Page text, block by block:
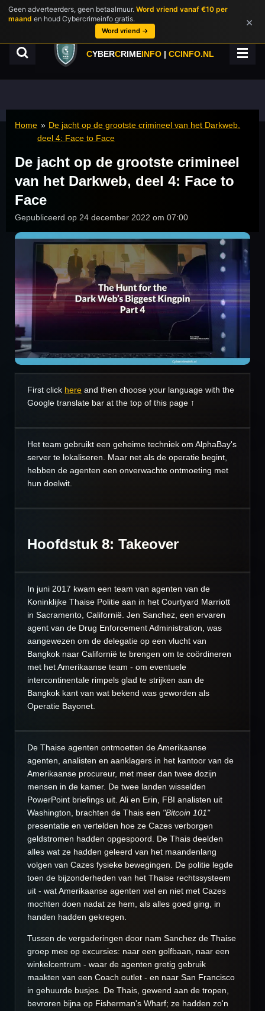
Geen adverteerders, geen betaalmuur. Word vriend vanaf €10 per
maand en houd Cybercrimeinfo gratis.
Word vriend →
×
Ga
direct
hoofdinhoud
CYBERCRIMEINFO | CCINFO.NL
Home » De jacht op de grootste crimineel van het Darkweb,
deel 4: Face to Face
De jacht op de grootste crimineel
van het Darkweb, deel 4: Face to
Face
Gepubliceerd op 24 december 2022 om 07:00
First click here and then choose your language with the
Google translate bar at the top of this page ↑
Het team gebruikt een geheime techniek om AlphaBay's
server te lokaliseren. Maar net als de operatie begint,
hebben de agenten een onverwachte ontmoeting met
hun doelwit.
Hoofdstuk 8: Takeover
In juni 2017 kwam een team van agenten van de
Koninklijke Thaise Politie aan in het Courtyard Marriott
in Sacramento, Californië. Jen Sanchez, een ervaren
agent van de Drug Enforcement Administration, was
aangewezen om de delegatie op een vlucht van
Bangkok naar Californië te brengen om te coördineren
met het Amerikaanse team - om eventuele
intercontinentale rimpels glad te strijken aan de
Bangkok kant van wat bekend was geworden als
Operatie Bayonet.
De Thaise agenten ontmoetten de Amerikaanse
agenten, analisten en aanklagers in het kantoor van de
Amerikaanse procureur, met meer dan twee dozijn
mensen in de kamer. De twee landen wisselden
PowerPoint briefings uit. Ali en Erin, FBI analisten uit
Washington, brachten de Thais een "Bitcoin 101"
presentatie en vertelden hoe ze Cazes verborgen
geldstromen hadden opgespoord. De Thais deelden
alles wat ze hadden geleerd van het maandenlang
volgen van Cazes fysieke bewegingen. De politie legde
toen de bijzonderheden van het Thaise rechtssysteem
uit - wat Amerikaanse agenten wel en niet met Cazes
mochten doen nadat ze hem, als alles goed ging, in
handen hadden gekregen.
Tussen de vergaderingen door nam Sanchez de Thaise
groep mee op excursies: naar een golfbaan, naar een
winkelcentrum - waar de agenten gretig gebruik
maakten van een Coach outlet - en naar San Francisco
in gehuurde busjes. De Thais, gewend aan de tropen,
bevroren bijna op Fisherman's Wharf; ze hadden zo'n